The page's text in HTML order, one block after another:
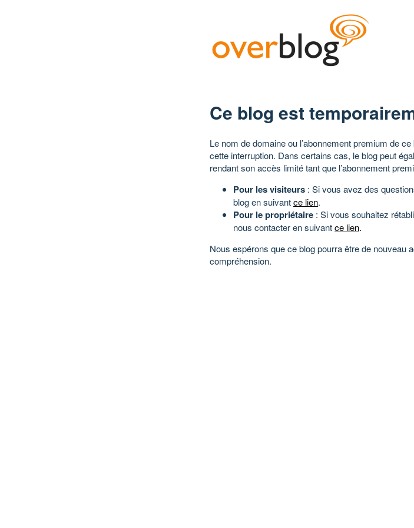
Ce blog est
Le nom de domaine ou l’abonnement premium de
cette interruption. Dans certains cas, le blog peut
rendant son accès limité tant que l’abonnement
Pour les visiteurs : Si vous avez des
blog en suivantce lien.
Pour le propriétaire : Si vous souhaitez
nous contacter en suivantce lien.
Nous espérons que ce blog pourra être de nouveau
compréhension.